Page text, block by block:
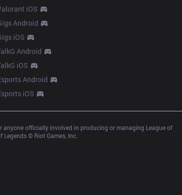
iOS
Android
iOS
Android
iOS
Android
iOS
anyone officially involved in producing or managing League of
© Riot Games, Inc.